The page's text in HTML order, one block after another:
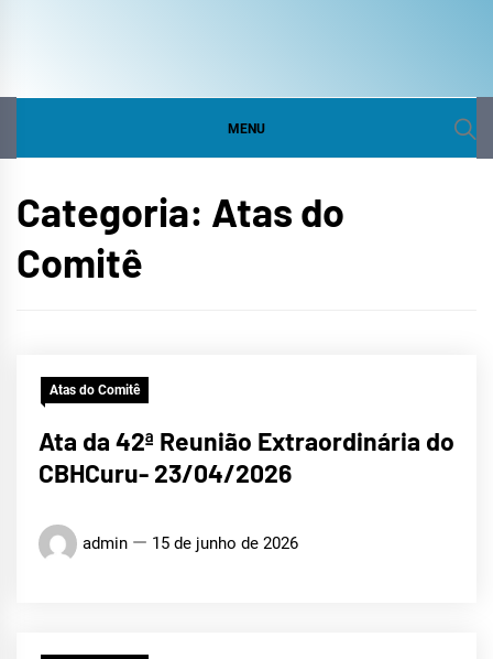
HIDROGRÁFICA DO
CURU
MENU
Categoria: Atas do
Comitê
Atas do Comitê
Ata da 42ª Reunião Extraordinária do
CBHCuru- 23/04/2026
admin 15 de junho de 2026